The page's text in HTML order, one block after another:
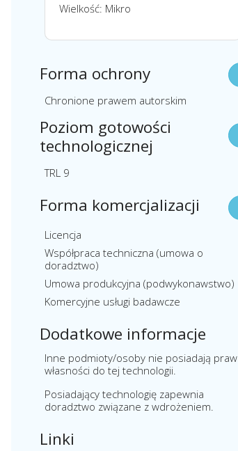
Wielkość: Mikro
Forma ochrony
Chronione prawem autorskim
Poziom gotowości
technologicznej
TRL 9
Forma komercjalizacji
Licencja
Współpraca techniczna (umowa o
doradztwo)
Umowa produkcyjna (podwykonawstwo)
Komercyjne usługi badawcze
Dodatkowe informacje
Inne podmioty/osoby nie posiadają praw
własności do tej technologii.
Posiadający technologię zapewnia
doradztwo związane z wdrożeniem.
Linki